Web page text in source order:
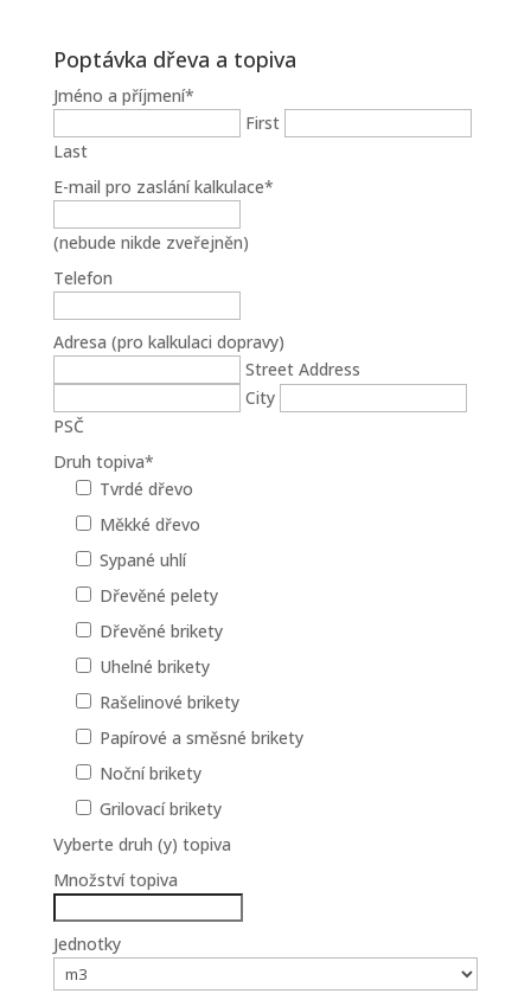
Poptávka dřeva a topiva
Jméno a příjmení*
First
Last
E-mail pro zaslání kalkulace*
(nebude nikde zveřejněn)
Telefon
Adresa (pro kalkulaci dopravy)
Street Address
City
PSČ
Druh topiva*
Tvrdé dřevo
Měkké dřevo
Sypané uhlí
Dřevěné pelety
Dřevěné brikety
Uhelné brikety
Rašelinové brikety
Papírové a směsné brikety
Noční brikety
Grilovací brikety
Vyberte druh (y) topiva
Množství topiva
Jednotky